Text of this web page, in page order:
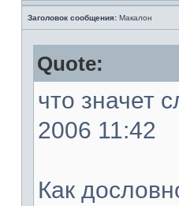
Заголовок сообщения: Макалон
Quote:
что значет
2006 11:42
Как